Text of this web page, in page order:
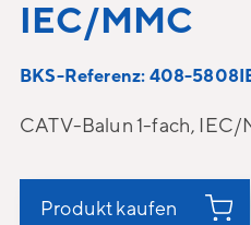
IEC/MMC
BKS-Referenz: 408-
CATV-Balun 1-fach,
Produkt kaufen